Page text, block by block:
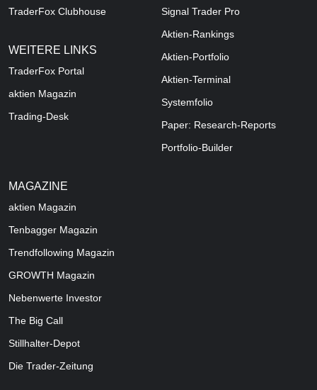
TraderFox Clubhouse
WEITERE LINKS
TraderFox Portal
aktien Magazin
Trading-Desk
Signal Trader Pro
Aktien-Rankings
Aktien-Portfolio
Aktien-Terminal
Systemfolio
Paper: Research-Reports
Portfolio-Builder
MAGAZINE
aktien Magazin
Tenbagger Magazin
Trendfollowing Magazin
GROWTH Magazin
Nebenwerte Investor
The Big Call
Stillhalter-Depot
Die Trader-Zeitung